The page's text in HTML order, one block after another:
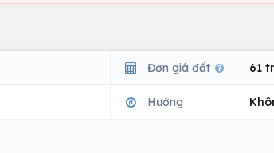
Đơn giá đất 61
Hướng